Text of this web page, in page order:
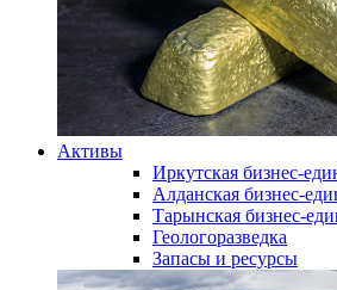
Активы
Иркутская бизнес-
Алданская бизнес-
Тарынская бизнес-
Геологоразведка
Запасы и ресурсы